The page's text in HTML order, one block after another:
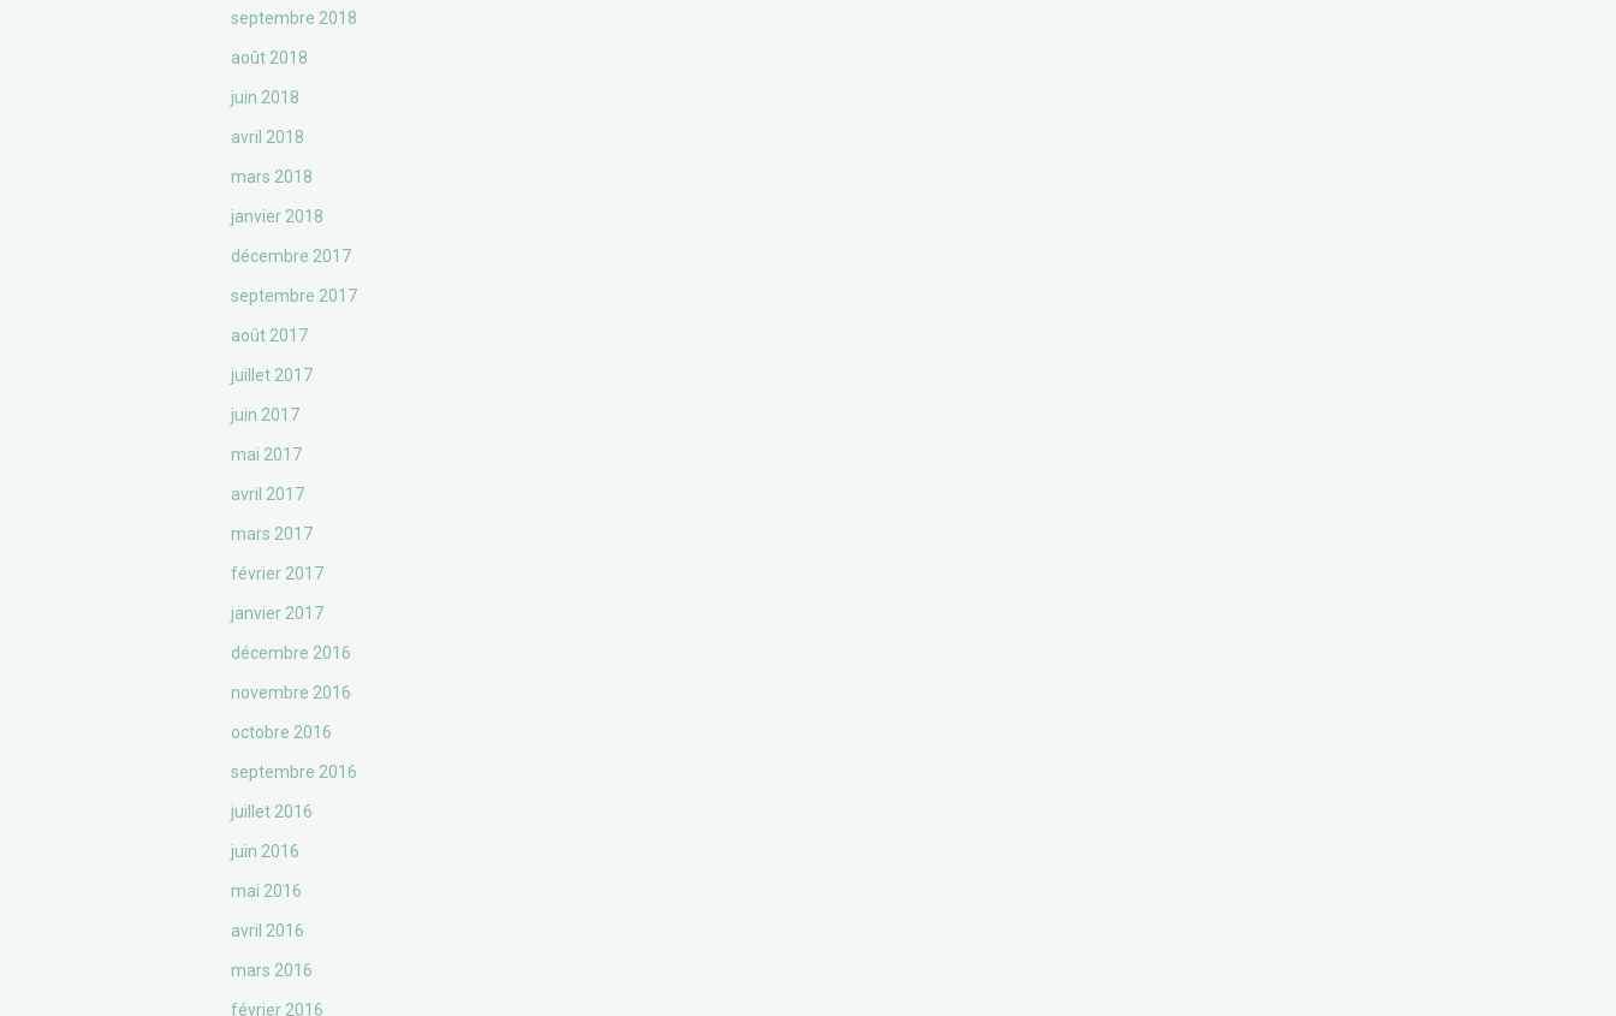
septembre 2018
août 2018
juin 2018
avril 2018
mars 2018
janvier 2018
décembre 2017
septembre 2017
août 2017
juillet 2017
juin 2017
mai 2017
avril 2017
mars 2017
février 2017
janvier 2017
décembre 2016
novembre 2016
octobre 2016
septembre 2016
juillet 2016
juin 2016
mai 2016
avril 2016
mars 2016
février 2016